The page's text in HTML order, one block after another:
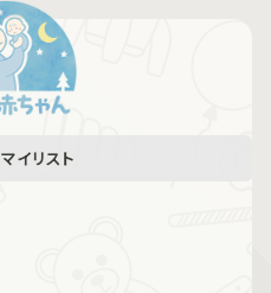
マイリスト